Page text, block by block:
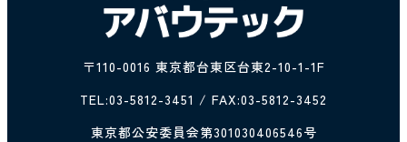
〒110-0016 東京都台東区台東2-10-1-1F
TEL:03-5812-3451 / FAX:03-5812-3452
東京都公安委員会第301030406546号